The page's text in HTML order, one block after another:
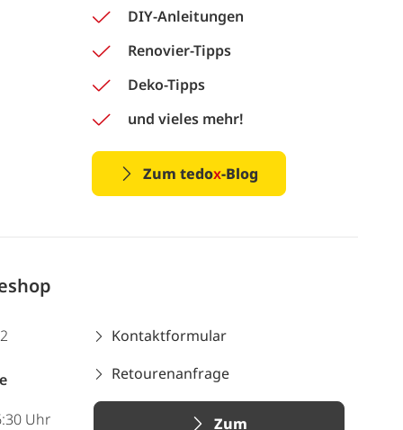
DIY-Anleitungen
Renovier-Tipps
Deko-Tipps
und vieles mehr!
Zum tedox-Blog
Uhr
Kontaktformular
Retourenanfrage
Zum